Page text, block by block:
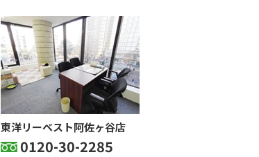
東洋リーベスト阿佐ヶ谷店
0120-30-2285